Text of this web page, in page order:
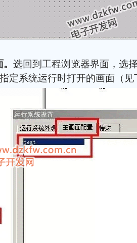
选回到工程浏览器界面，选
定系统运行时打开的画面（见